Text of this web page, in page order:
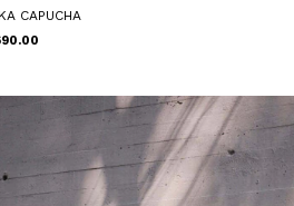
CAPUCHA